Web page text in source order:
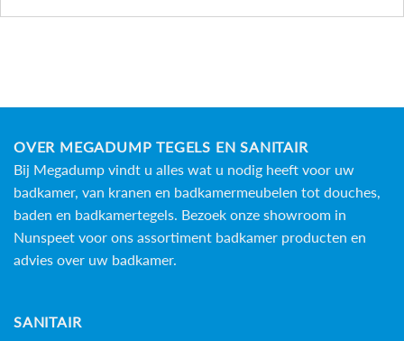
OVER MEGADUMP TEGELS EN SANITAIR
Bij Megadump vindt u alles wat u nodig heeft voor uw
badkamer, van kranen en badkamermeubelen tot douches,
baden en badkamertegels . Bezoek onze showroom in
Nunspeet voor ons assortiment badkamer producten en
advies over uw badkamer.
SANITAIR